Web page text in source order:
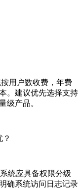
用户数收费，年费
。建议优先选择支持
级产品。
统应具备权限分级
确系统访问日志记录